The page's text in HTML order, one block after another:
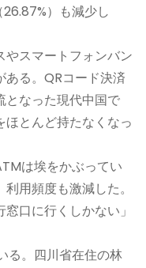
）も減少し
やスマートフォンバン
る。QRコード決済
となった現代中国で
とんど持たなくなっ
は埃をかぶってい
用頻度も激減した。
口に行くしかない」
る。四川省在住の林